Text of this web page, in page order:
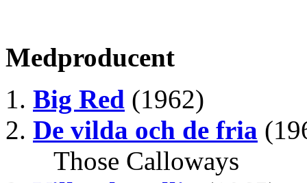
Medproducent
Big Red (1962)
De vilda och de fria
Those Calloways